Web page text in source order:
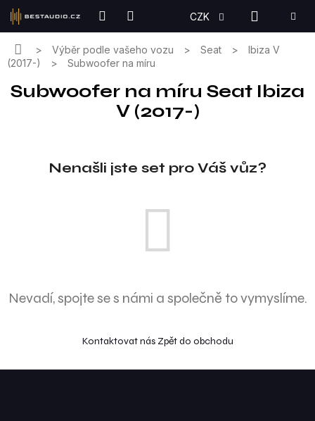
Přejít
obsah
CZK
KOŠÍK
DomůVýběr podle vašeho vozu Seat
Ibiza V
(2017-)
Subwoofer na míru
Subwoofer na míru Seat Ibiza
V (2017-)
Nenašli jste set pro Váš vůz?
Nevadí, spojte se s námi a společně to vymyslíme.
Kontaktovat nás Zpět do obchodu
Z